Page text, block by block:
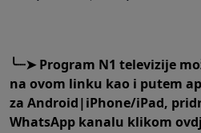
╰┈➤Program N1 televizije
na ovom linku kao i putem
za Android|iPhone/iPad,
WhatsApp kanalu klikom